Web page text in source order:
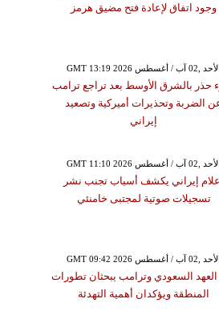
وجود اتفاق لإعادة فتح مضيق هرمز
GMT 13:19 2026 الأحد ,02 آب / أغسطس
حذر بالشرق الأوسط بعد تراجع ترامب
الضربة وتحذيرات أميركية وتصعيد
إيراني
GMT 11:10 2026 الأحد ,02 آب / أغسطس
إيراني يكشف أسباب تجنب نشر
تسجيلات صوتية لمجتبى خامنئي
GMT 09:42 2026 الأحد ,02 آب / أغسطس
السعودي وترامب يبحثان تطورات
المنطقة ويؤكدان أهمية التهدئة